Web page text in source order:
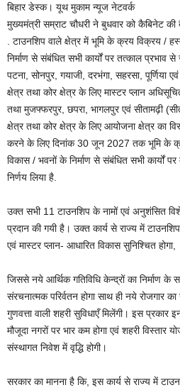
बिहार डेस्क। यूथ मुकाम न्यूज नेटवर्क
मुख्यमंत्री सम्राट चौधरी ने बुधवार को कैबिनेट
. टाउनशिप वाले क्षेत्र में भूमि के क्रय विक्रय /
निर्माण से संबंधित सभी कार्यों पर तत्काल प्रभाव से
पटना, सोनपुर, गयाजी, दरभंगा, सहरसा, पूर्णिया
क्षेत्र तथा कोर क्षेत्र के लिए मास्टर प्लान
तथा मुजफ्फरपुर, छपरा, भागलपुर एवं सीतामढ़ी
क्षेत्र तथा कोर क्षेत्र के लिए आयोजना क्षेत्र का
करने के लिए दिनांक 30 जून 2027 तक भूमि के
विकास / भवनों के निर्माण से संबंधित सभी कार्यों
निर्णय लिया है.
उक्त सभी 11 टाउनशिप के नामों एवं अनुशंसित
प्रदान की गयी है। उक्त कार्य से राज्य में
एवं मास्टर प्लान- आधारित विकास सुनिश्चित होगा,
जिससे नये आर्थिक गतिविधि केन्द्रों का निर्माण के
संरचनात्मक परिर्वतन होगा साथ ही नये रोजगार
गुणवत्ता वाली शहरी सुविधाएँ मिलेंगी। इस
मौजूदा नगरों पर भार कम होगा एवं शहरी विस्तार
संस्थागत निवेश में वृद्धि होगी।
सरकार का मानना है कि, इस कार्य से राज्य में